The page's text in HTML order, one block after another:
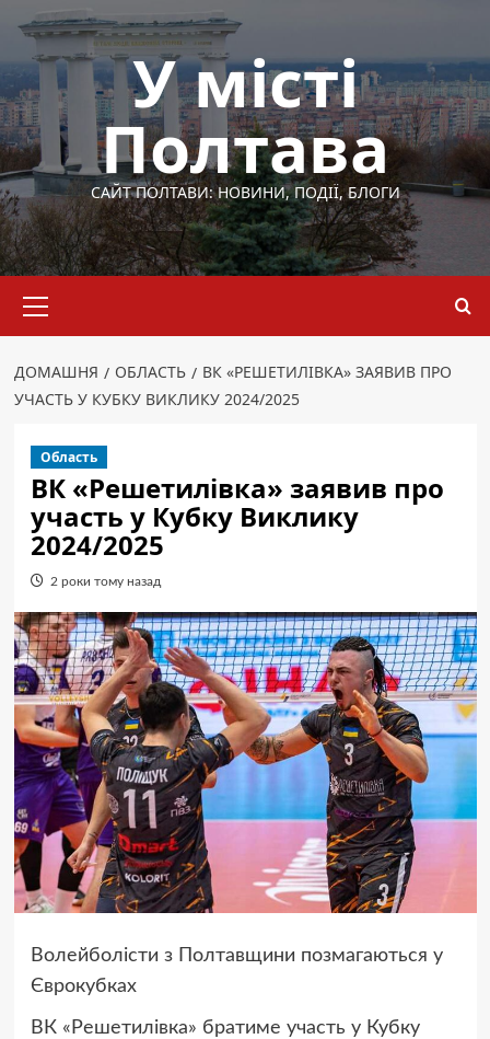
Перейти
вмісту
У місті
Полтава
САЙТ ПОЛТАВИ: НОВИНИ, ПОДІЇ, БЛОГИ
меню
ДОМАШНЯ ОБЛАСТЬ
ВК «РЕШЕТИЛІВКА» ЗАЯВИВ ПРО
УЧАСТЬ У КУБКУ ВИКЛИКУ 2024/2025
Область
ВК «Решетилівка» заявив про
участь у Кубку Виклику
2024/2025
2 роки тому назад
Волейболісти з Полтавщини позмагаються у
Єврокубках
ВК «Решетилівка» братиме участь у Кубку